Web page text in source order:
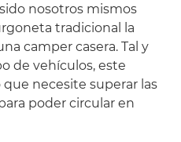
nosotros mismos
tradicional la
camper casera. Tal y
de vehículos, este
necesite superar las
poder circular en